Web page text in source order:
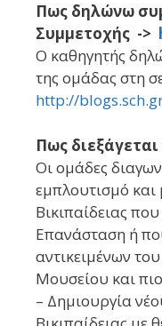
Πως δηλώνω
Συμμετοχής ->
Ο καθηγητής
της ομάδας στη
http://
Πως
Οι ομάδες
εμπλουτισμό
Βικιπαίδειας
Επανάσταση ή
αντικειμένων
Μουσείου και
– Δημιουργία